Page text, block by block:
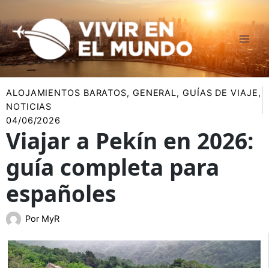
al
contenido
ALOJAMIENTOS BARATOS, GENERAL, GUÍAS DE VIAJE,
NOTICIAS
04/06/2026
Viajar a Pekín en 2026:
guía completa para
españoles
Por MyR